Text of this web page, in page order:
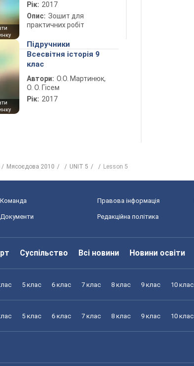
Рік: 2017
Опис: Зошит для
практичних робіт
Підручники
Всесвітня історія 9
клас
Автори: О.О. Мартинюк,
О. О. Гісем
Рік: 2017
Мясоєдова 2010 UNIT 5 Lesson 5
Команда Правова інформація
Документи Редакційна політика
Суспільство Всі новини Новини освіти
5 клас 6 клас 7 клас 8 клас 9 клас 10 клас
5 клас 6 клас 7 клас 8 клас 9 клас 10 клас